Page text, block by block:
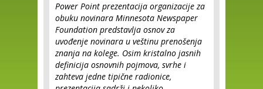
Power Point prezentacija organizacije za
obuku novinara Minnesota Newspaper
Foundation predstavlja osnov za
uvođenje novinara u veštinu prenošenja
znanja na kolege. Osim kristalno jasnih
definicija osnovnih pojmova, svrhe i
zahteva jedne tipične radionice,